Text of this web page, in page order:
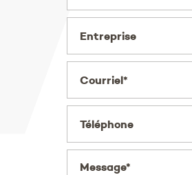
Entreprise
Courriel*
Téléphone
Message*